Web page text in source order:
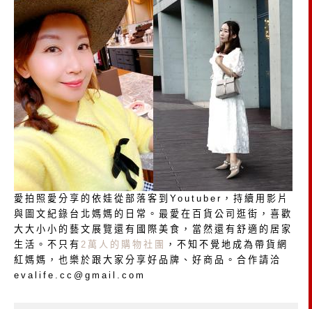
愛拍照愛分享的依娃從部落客到Youtuber，持續用影片
與圖文紀錄台北媽媽的日常。最愛在百貨公司逛街，喜歡
大大小小的藝文展覽還有國際美食，當然還有舒適的居家
生活。不只有 2萬人的購物社團
，不知不覺地成為帶貨網
紅媽媽，也樂於跟大家分享好品牌、好商品。合作請洽
evalife.cc@gmail.com